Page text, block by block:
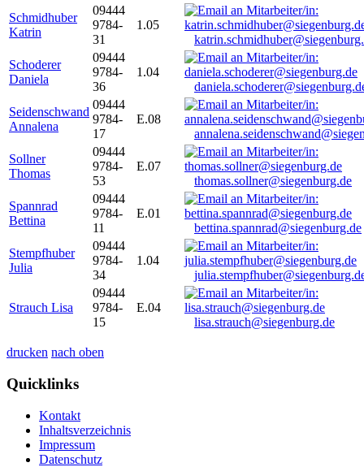
Schmidhuber
Katrin
09444
9784-
31
1.05
Schoderer
Daniela
09444
9784-
36
1.04
Seidenschwand
Annalena
09444
9784-
17
E.08
Sollner
Thomas
09444
9784-
53
E.07
thomas.sollner@siegenburg.de
Spannrad
Bettina
09444
9784-
11
E.01
bettina.spannrad@siegenburg.de
Stempfhuber
Julia
09444
9784-
34
1.04
Strauch Lisa
09444
9784-
15
E.04
lisa.strauch@siegenburg.de
drucken nach oben
Quicklinks
Kontakt
Inhaltsverzeichnis
Impressum
Datenschutz